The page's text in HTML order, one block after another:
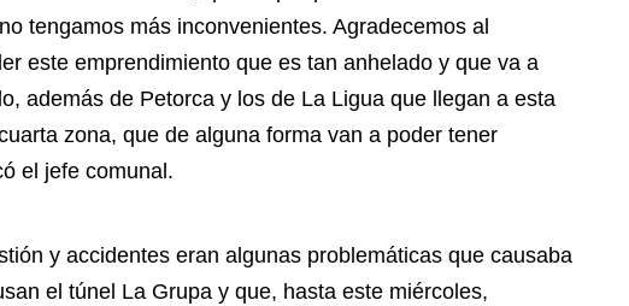
tengamos más inconvenientes. Agradecemos al
este emprendimiento que es tan anhelado y que va a
además de Petorca y los de La Ligua que llegan a esta
zona, que de alguna forma van a poder tener
el jefe comunal.
y accidentes eran algunas problemáticas que causaba
el túnel La Grupa y que, hasta este miércoles,